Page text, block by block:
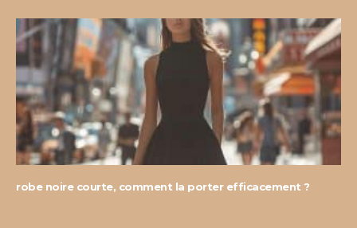
robe noire courte, comment la porter efficacement ?